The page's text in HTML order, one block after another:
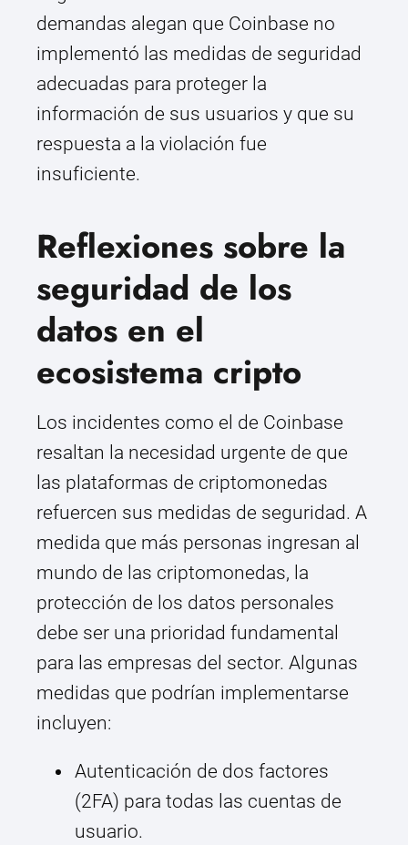
demandas alegan que Coinbase no
implementó las medidas de seguridad
adecuadas para proteger la
información de sus usuarios y que su
respuesta a la violación fue
insuficiente.
Reflexiones sobre la
seguridad de los
datos en el
ecosistema cripto
Los incidentes como el de Coinbase
resaltan la necesidad urgente de que
las plataformas de criptomonedas
refuercen sus medidas de seguridad. A
medida que más personas ingresan al
mundo de las criptomonedas, la
protección de los datos personales
debe ser una prioridad fundamental
para las empresas del sector. Algunas
medidas que podrían implementarse
incluyen:
Autenticación de dos factores
(2FA) para todas las cuentas de
usuario.